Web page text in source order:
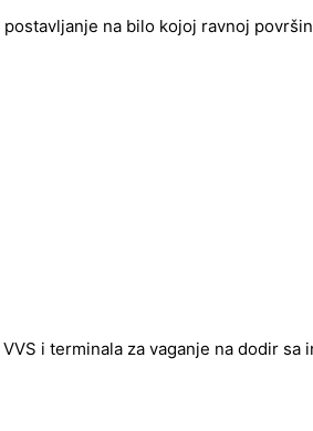
na bilo kojoj ravnoj
i terminala za vaganje na dodir sa